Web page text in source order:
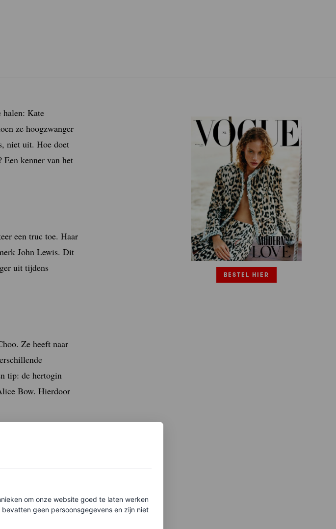
halen: Kate
ze hoogzwanger
niet uit. Hoe doet
Een kenner van het
een truc toe. Haar
John Lewis. Dit
uit tijdens
Ze heeft naar
tip: de hertogin
Bow. Hierdoor
(Canada) –
BESTEL HIER
om onze website goed te laten werken
geen persoonsgegevens en zijn niet